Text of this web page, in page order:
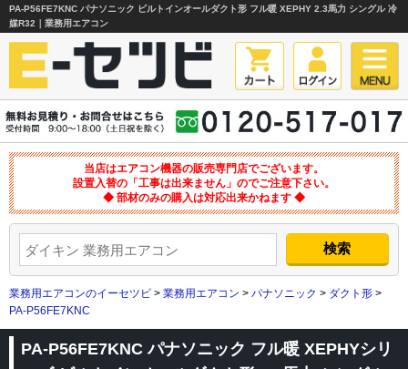
PA-P56FE7KNC パナソニック ビルトインオールダクト形 フル暖 XEPHY 2.3馬力 シングル 冷
媒R32｜業務用エアコン
当店はエアコン機器の販売専門店でございます。
設置入替の「工事は出来ません」のでご注意下さい。
◆ 部材のみの購入は対応出来かねます ◆
業務用エアコンのイーセツビ > 業務用エアコン > パナソニック > ダクト形 >
PA-P56FE7KNC
PA-P56FE7KNC パナソニック フル暖 XEPHYシリ